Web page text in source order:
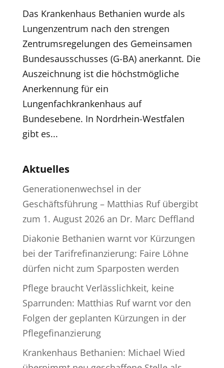
Das Krankenhaus Bethanien wurde als
Lungenzentrum nach den strengen
Zentrumsregelungen des Gemeinsamen
Bundesausschusses (G-BA) anerkannt. Die
Auszeichnung ist die höchstmögliche
Anerkennung für ein
Lungenfachkrankenhaus auf
Bundesebene. In Nordrhein-Westfalen
gibt es...
Aktuelles
Generationenwechsel in der
Geschäftsführung – Matthias Ruf übergibt
zum 1. August 2026 an Dr. Marc Deffland
Diakonie Bethanien warnt vor Kürzungen
bei der Tarifrefinanzierung: Faire Löhne
dürfen nicht zum Sparposten werden
Pflege braucht Verlässlichkeit, keine
Sparrunden: Matthias Ruf warnt vor den
Folgen der geplanten Kürzungen in der
Pflegefinanzierung
Krankenhaus Bethanien: Michael Wied